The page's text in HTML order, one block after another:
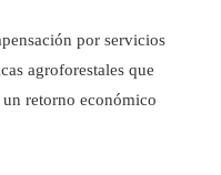
por servicios
agroforestales que
retorno económico